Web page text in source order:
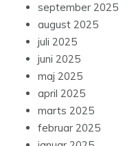
september 2025
august 2025
juli 2025
juni 2025
maj 2025
april 2025
marts 2025
februar 2025